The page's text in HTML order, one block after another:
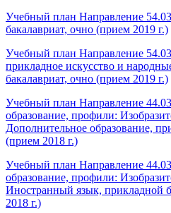
Учебный план Направление
бакалавриат, очно (прием 2019 г.)
Учебный план Направление
прикладное искусство и
бакалавриат, очно (прием 2019 г.)
Учебный план Направление
образование, профили:
Дополнительное образование,
(прием 2018 г.)
Учебный план Направление
образование, профили:
Иностранный язык, прикладной
2018 г.)